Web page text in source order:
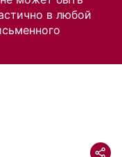
в любой